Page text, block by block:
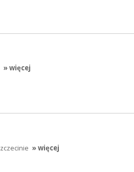
» więcej
» więcej